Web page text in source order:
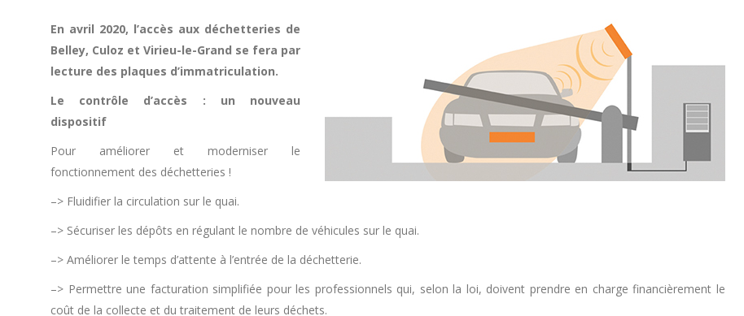
En avril 2020, l’accès aux déchetteries de
Belley, Culoz et Virieu-le-Grand se fera par
lecture des plaques d’immatriculation.
Le contrôle d’accès : un nouveau
dispositif
Pour améliorer et moderniser le
fonctionnement des déchetteries !
–> Fluidifier la circulation sur le quai.
–> Sécuriser les dépôts en régulant le nombre de véhicules sur le quai.
–> Améliorer le temps d’attente à l’entrée de la déchetterie.
–> Permettre une facturation simplifiée pour les professionnels qui, selon la loi, doivent prendre en charge financièrement le
coût de la collecte et du traitement de leurs déchets.